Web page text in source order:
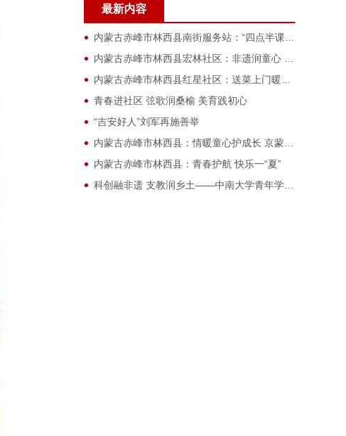
最新内容
内蒙古赤峰市林西县南街服务站：“四点半课堂”变身暑期好“趣”处
内蒙古赤峰市林西县宏林社区：非遗润童心 游戏伴成长
内蒙古赤峰市林西县红星社区：送菜上门暖人心 细微之处见真情
青春进社区 弦歌润桑榆 美育践初心
“吉安好人”刘军再施善举
内蒙古赤峰市林西县：情暖童心护成长 京蒙协作筑未来
内蒙古赤峰市林西县：青春护航 快乐一“夏”
科创融非遗 支教润乡土——中南大学青年学子赴江华开展三下乡实践活动